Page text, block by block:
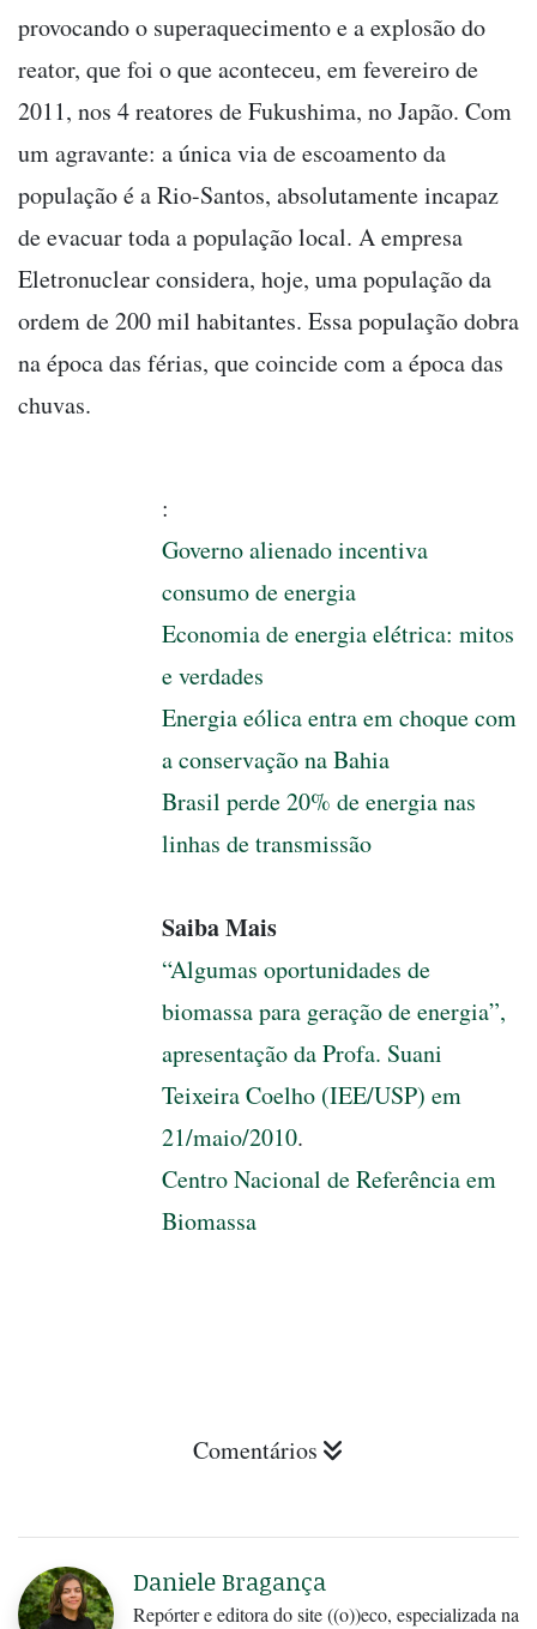
provocando o superaquecimento e a explosão do
reator, que foi o que aconteceu, em fevereiro de
2011, nos 4 reatores de Fukushima, no Japão. Com
um agravante: a única via de escoamento da
população é a Rio-Santos, absolutamente incapaz
de evacuar toda a população local. A empresa
Eletronuclear considera, hoje, uma população da
ordem de 200 mil habitantes. Essa população dobra
na época das férias, que coincide com a época das
chuvas.
:
Governo alienado incentiva
consumo de energia
Economia de energia elétrica: mitos
e verdades
Energia eólica entra em choque com
a conservação na Bahia
Brasil perde 20% de energia nas
linhas de transmissão
Saiba Mais
“Algumas oportunidades de
biomassa para geração de energia”,
apresentação da Profa. Suani
Teixeira Coelho (IEE/USP) em
21/maio/2010.
Centro Nacional de Referência em
Biomassa
Comentários
Daniele Bragança
Repórter e editora do site ((o))eco, especializada na